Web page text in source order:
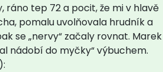
ráno tep 72 a pocit, že mi v hlavě
pomalu uvolňovala hrudník a
se „nervy“ začaly rovnat. Marek
nádobí do myčky“ výbuchem.